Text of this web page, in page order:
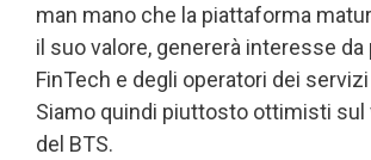
man mano che la piattaforma
il suo valore, genererà interesse da
FinTech e degli operatori dei
Siamo quindi piuttosto ottimisti sul
del BTS.